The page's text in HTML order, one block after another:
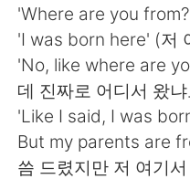
繁體中文
العربية
Deutsch 日
Русский ไ
'Where are you
'I was born here' (저
'No, like where are
데 진짜로 어디서 왔
'Like I said, I was
But my parents are
씀 드렸지만 저 여기